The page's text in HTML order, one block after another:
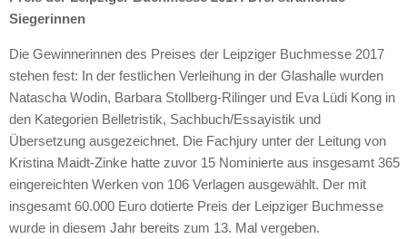
Siegerinnen
Die Gewinnerinnen des Preises der Leipziger Buchmesse 2017
stehen fest: In der festlichen Verleihung in der Glashalle wurden
Natascha Wodin, Barbara Stollberg-Rilinger und Eva Lüdi Kong in
den Kategorien Belletristik, Sachbuch/Essayistik und
Übersetzung ausgezeichnet. Die Fachjury unter der Leitung von
Kristina Maidt-Zinke hatte zuvor 15 Nominierte aus insgesamt 365
eingereichten Werken von 106 Verlagen ausgewählt. Der mit
insgesamt 60.000 Euro dotierte Preis der Leipziger Buchmesse
wurde in diesem Jahr bereits zum 13. Mal vergeben.